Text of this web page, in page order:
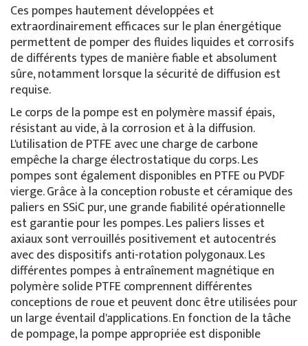
Ces pompes hautement développées et
extraordinairement efficaces sur le plan énergétique
permettent de pomper des fluides liquides et corrosifs
de différents types de manière fiable et absolument
sûre, notamment lorsque la sécurité de diffusion est
requise.
Le corps de la pompe est en polymère massif épais,
résistant au vide, à la corrosion et à la diffusion.
L'utilisation de PTFE avec une charge de carbone
empêche la charge électrostatique du corps. Les
pompes sont également disponibles en PTFE ou PVDF
vierge. Grâce à la conception robuste et céramique des
paliers en SSiC pur, une grande fiabilité opérationnelle
est garantie pour les pompes. Les paliers lisses et
axiaux sont verrouillés positivement et autocentrés
avec des dispositifs anti-rotation polygonaux. Les
différentes pompes à entraînement magnétique en
polymère solide PTFE comprennent différentes
conceptions de roue et peuvent donc être utilisées pour
un large éventail d'applications. En fonction de la tâche
de pompage, la pompe appropriée est disponible